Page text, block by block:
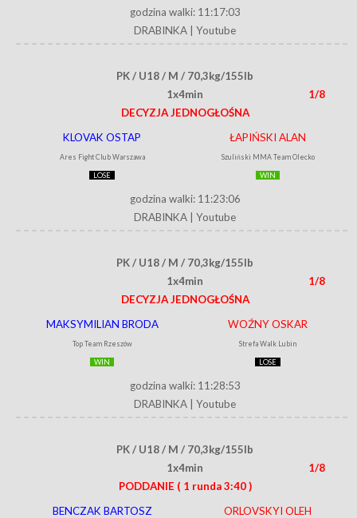
godzina walki: 11:17:03
DRABINKA
Youtube
PK / U18 / M / 70,3kg/155lb
1x4min
1/8
DECYZJA JEDNOGŁOŚNA
KLOVAK OSTAP
Ares Fight Club Warszawa
LOSE
ŁAPIŃSKI ALAN
Szuliński MMA Team Olecko
WIN
godzina walki: 11:23:06
DRABINKA
Youtube
PK / U18 / M / 70,3kg/155lb
1x4min
1/8
DECYZJA JEDNOGŁOŚNA
MAKSYMILIAN BRODA
Top Team Rzeszów
WIN
WOŹNY OSKAR
Strefa Walk Lubin
LOSE
godzina walki: 11:28:53
DRABINKA
Youtube
PK / U18 / M / 70,3kg/155lb
1x4min
1/8
PODDANIE ( 1 runda 3:40 )
BENCZAK BARTOSZ
ORLOVSKYI OLEH